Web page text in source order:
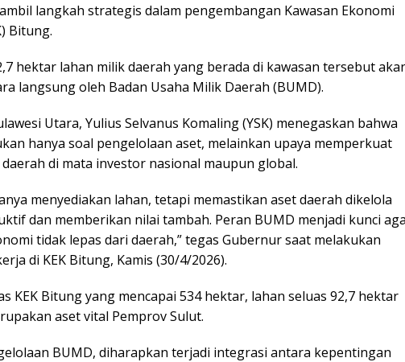
langkah strategis dalam pengembangan Kawasan Ekonomi
Bitung.
hektar lahan milik daerah yang berada di kawasan tersebut
langsung oleh Badan Usaha Milik Daerah (BUMD).
Utara, Yulius Selvanus Komaling (YSK) menegaskan bahwa
hanya soal pengelolaan aset, melainkan upaya memperkuat
di mata investor nasional maupun global.
menyediakan lahan, tetapi memastikan aset daerah dikelola
dan memberikan nilai tambah. Peran BUMD menjadi kunci
tidak lepas dari daerah,” tegas Gubernur saat melakukan
di KEK Bitung, Kamis (30/4/2026).
KEK Bitung yang mencapai 534 hektar, lahan seluas 92,7 hektar
aset vital Pemprov Sulut.
BUMD, diharapkan terjadi integrasi antara kepentingan